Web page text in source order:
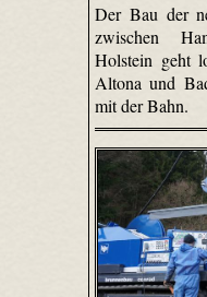
Der Bau der
zwischen
Holstein geht
Altona und
mit der Bahn.